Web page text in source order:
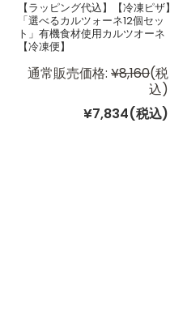
【ラッピング代込】【冷凍ピザ】
「選べるカルツォーネ12個セッ
ト」有機食材使用カルツオーネ
【冷凍便】
通常販売価格: ¥8,160(税
込)
¥7,834(税込)